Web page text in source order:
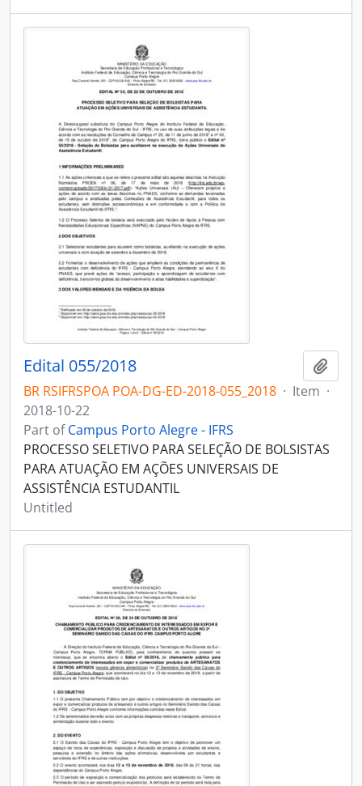
Edital 055/2018
BR RSIFRSPOA POA-DG-ED-2018-055_2018 · Item ·
2018-10-22
Part ofCampus Porto Alegre - IFRS
PROCESSO SELETIVO PARA SELEÇÃO DE BOLSISTAS
PARA ATUAÇÃO EM AÇÕES UNIVERSAIS DE
ASSISTÊNCIA ESTUDANTIL
Untitled